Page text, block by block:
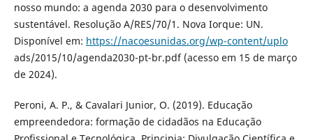
nosso mundo: a agenda 2030 para o desenvolvimento
sustentável. Resolução A/RES/70/1. Nova Iorque: UN.
Disponível em: https://nacoesunidas.org/wp-content/uplo
ads/2015/10/agenda2030-pt-br.pdf (acesso em 15 de março
de 2024).
Peroni, A. P., & Cavalari Junior, O. (2019). Educação
empreendedora: formação de cidadãos na Educação